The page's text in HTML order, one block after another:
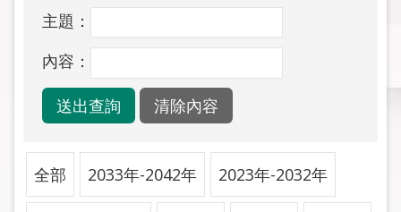
活
報
導
於
市
圖
主題：
內容：
全部 2033年-2042年 2023年-2032年